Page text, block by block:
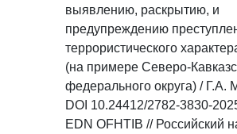
выявлению, раскрытию, и
предупреждению
террористического
(на примере Северо-
федерального округа) / Г.А.
DOI 10.24412/2782-3830-
EDN OFHTIB // Российский